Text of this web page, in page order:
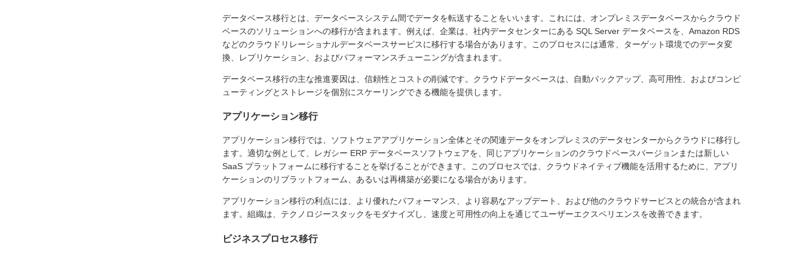
データベース移行とは、データベースシステム間でデータを転送することをいいます。これには、オンプレミスデータベースからクラウド
ベースのソリューションへの移行が含まれます。例えば、企業は、社内データセンターにある SQL Server データベースを、Amazon RDS
などのクラウドリレーショナルデータベースサービスに移行する場合があります。このプロセスには通常、ターゲット環境でのデータ変
換、レプリケーション、およびパフォーマンスチューニングが含まれます。
データベース移行の主な推進要因は、信頼性とコストの削減です。クラウドデータベースは、自動バックアップ、高可用性、およびコンピ
ューティングとストレージを個別にスケーリングできる機能を提供します。
アプリケーション移行
アプリケーション移行では、ソフトウェアアプリケーション全体とその関連データをオンプレミスのデータセンターからクラウドに移行し
ます。適切な例として、レガシー ERP データベースソフトウェアを、同じアプリケーションのクラウドベースバージョンまたは新しい
SaaS プラットフォームに移行することを挙げることができます。このプロセスでは、クラウドネイティブ機能を活用するために、アプリ
ケーションのリプラットフォーム、あるいは再構築が必要になる場合があります。
アプリケーション移行の利点には、より優れたパフォーマンス、より容易なアップデート、および他のクラウドサービスとの統合が含まれ
ます。組織は、テクノロジースタックをモダナイズし、速度と可用性の向上を通じてユーザーエクスペリエンスを改善できます。
ビジネスプロセス移行